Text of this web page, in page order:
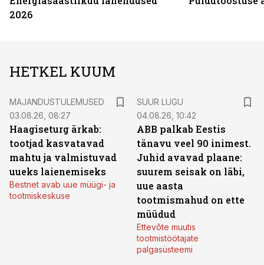
2026
HETKEL KUUM
MAJANDUSTULEMUSED
03.08.26, 08:27
Haagiseturg ärkab:
tootjad kasvatavad
mahtu ja valmistuvad
uueks laienemiseks
Bestnet avab uue müügi- ja
tootmiskeskuse
SUUR LUGU
04.08.26, 10:42
ABB palkab Eestis
tänavu veel 90 inimest.
Juhid avavad plaane:
suurem seisak on läbi,
uue aasta
tootmismahud on ette
müüdud
Ettevõte muutis
tootmistöötajate
palgasüsteemi